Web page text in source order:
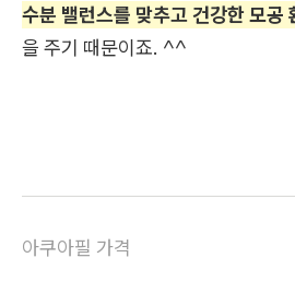
수분 밸런스를 맞추고 건강한 모공
을 주기 때문이죠. ^^
아쿠아필 가격